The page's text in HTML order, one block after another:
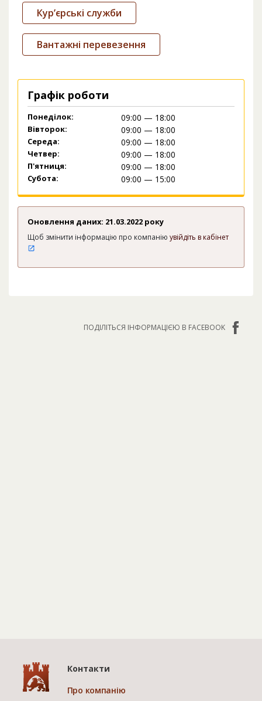
Кур’єрські служби
Вантажні перевезення
Графік роботи
Понеділок: 09:00 — 18:00
Вівторок: 09:00 — 18:00
Середа: 09:00 — 18:00
Четвер: 09:00 — 18:00
П'ятниця: 09:00 — 18:00
Субота: 09:00 — 15:00
Оновлення даних: 21.03.2022 року
Щоб змінити інформацію про компанію увійдіть в кабінет
ПОДІЛІТЬСЯ ІНФОРМАЦІЄЮ В FACEBOOK
Контакти
Про компанію